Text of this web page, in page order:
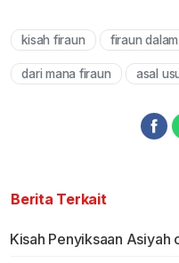
kisah firaun firaun
dari mana firaun asal
Berita Terkait
Kisah Penyiksaan Asiyah